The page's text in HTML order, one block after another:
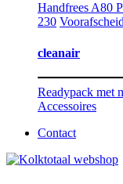
Handfrees A80
230
cleanair
Readypack met
Accessoires
Contact